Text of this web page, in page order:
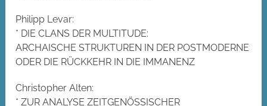
Philipp Levar:
* DIE CLANS DER MULTITUDE:
ARCHAISCHE STRUKTUREN IN DER POSTMODERNE
ODER DIE RÜCKKEHR IN DIE IMMANENZ
Christopher Alten:
* ZUR ANALYSE ZEITGENÖSSISCHER